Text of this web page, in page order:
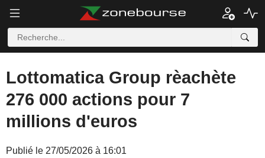
Lottomatica Group rèachète
276 000 actions pour 7
millions d'euros
Publié le 27/05/2026 à 16:01